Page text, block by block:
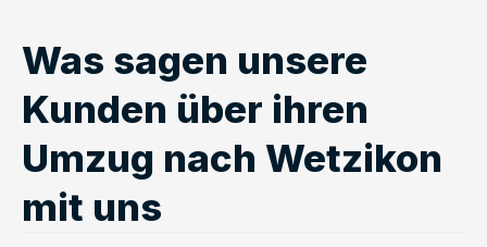
Was sagen unsere
Kunden über ihren
Umzug nach Wetzikon
mit uns